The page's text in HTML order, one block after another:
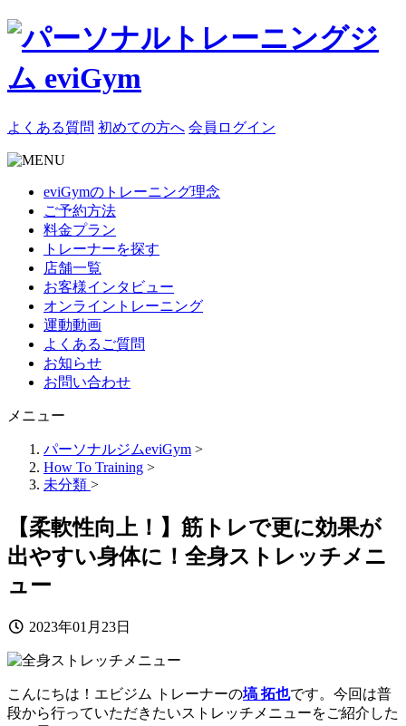
よくある質問 初めての方へ 会員ログイン
eviGymのトレーニング理念
ご予約方法
料金プラン
トレーナーを探す
店舗一覧
お客様インタビュー
オンライントレーニング
運動動画
よくあるご質問
お知らせ
お問い合わせ
メニュー
パーソナルジムeviGym >
How To Training >
未分類 >
【柔軟性向上！】筋トレで更に効果が
出やすい身体に！全身ストレッチメニ
ュー
2023年01月23日
こんにちは！エビジム トレーナーの塙 拓也です。今回は普
段から行っていただきたいストレッチメニューをご紹介した